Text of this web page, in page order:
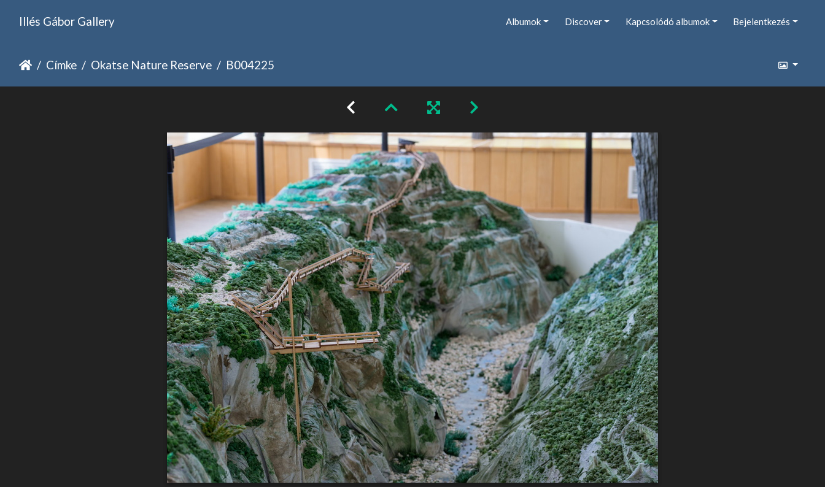
Illés Gábor Gallery Albumok Discover Kapcsolódó albumok Bejelentkezés
Címke Okatse Nature Reserve B004225